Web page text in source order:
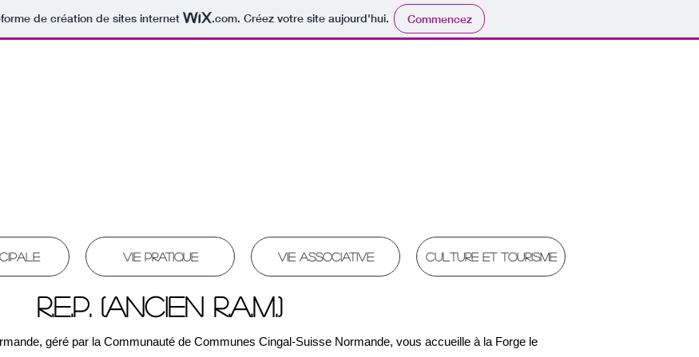
de création de sites internet .com. Créez votre site aujourd'hui. Commencez
Vie pratique Vie associative Culture et tourisme
r.E.P. (ANCIEN R.A.M.)
géré par la Communauté de Communes Cingal-Suisse Normande, vous accueille à la Forge le